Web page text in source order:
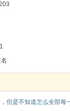
但是不知道怎么全部每